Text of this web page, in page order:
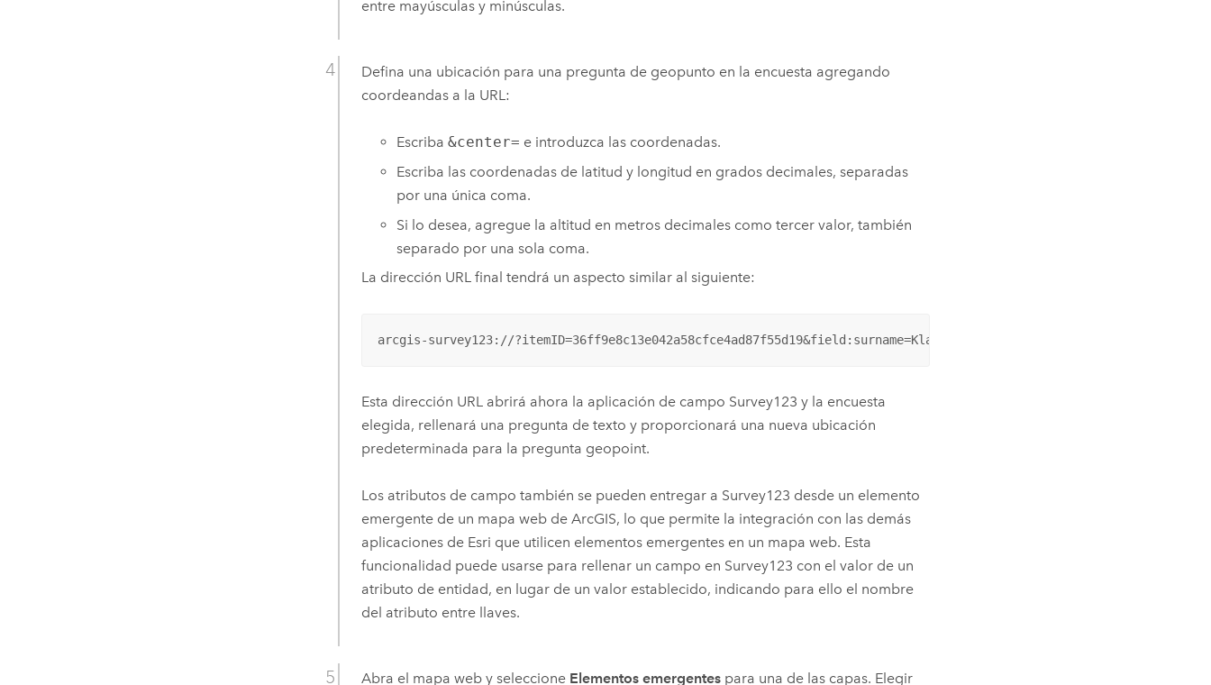
entre mayúsculas y minúsculas.
Defina una ubicación para una pregunta de geopunto en la encuesta agregando
coordeandas a la URL:
Escriba &center= e introduzca las coordenadas.
Escriba las coordenadas de latitud y longitud en grados decimales, separadas
por una única coma.
Si lo desea, agregue la altitud en metros decimales como tercer valor, también
separado por una sola coma.
La dirección URL final tendrá un aspecto similar al siguiente:
arcgis-survey123://?itemID=36ff9e8c13e042a58cfce4ad87f55d19&field:surname=Klauser&center=37.8199,-122.4783,20
Esta dirección URL abrirá ahora la aplicación de campo Survey123 y la encuesta
elegida, rellenará una pregunta de texto y proporcionará una nueva ubicación
predeterminada para la pregunta geopoint.
Los atributos de campo también se pueden entregar a Survey123 desde un elemento
emergente de un mapa web de ArcGIS, lo que permite la integración con las demás
aplicaciones de Esri que utilicen elementos emergentes en un mapa web. Esta
funcionalidad puede usarse para rellenar un campo en Survey123 con el valor de un
atributo de entidad, en lugar de un valor establecido, indicando para ello el nombre
del atributo entre llaves.
Abra el mapa web y seleccione Elementos emergentes para una de las capas. Elegir